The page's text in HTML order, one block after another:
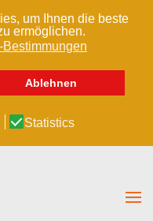
um Ihnen die beste
ermöglichen.
Bestimmungen
Ablehnen
Statistics